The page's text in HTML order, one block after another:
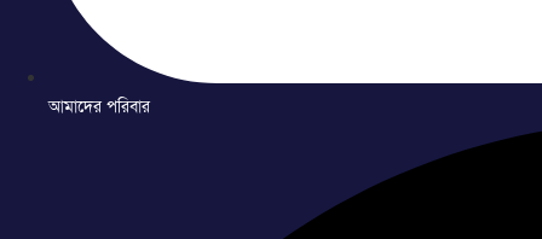
আমাদের পরিবার